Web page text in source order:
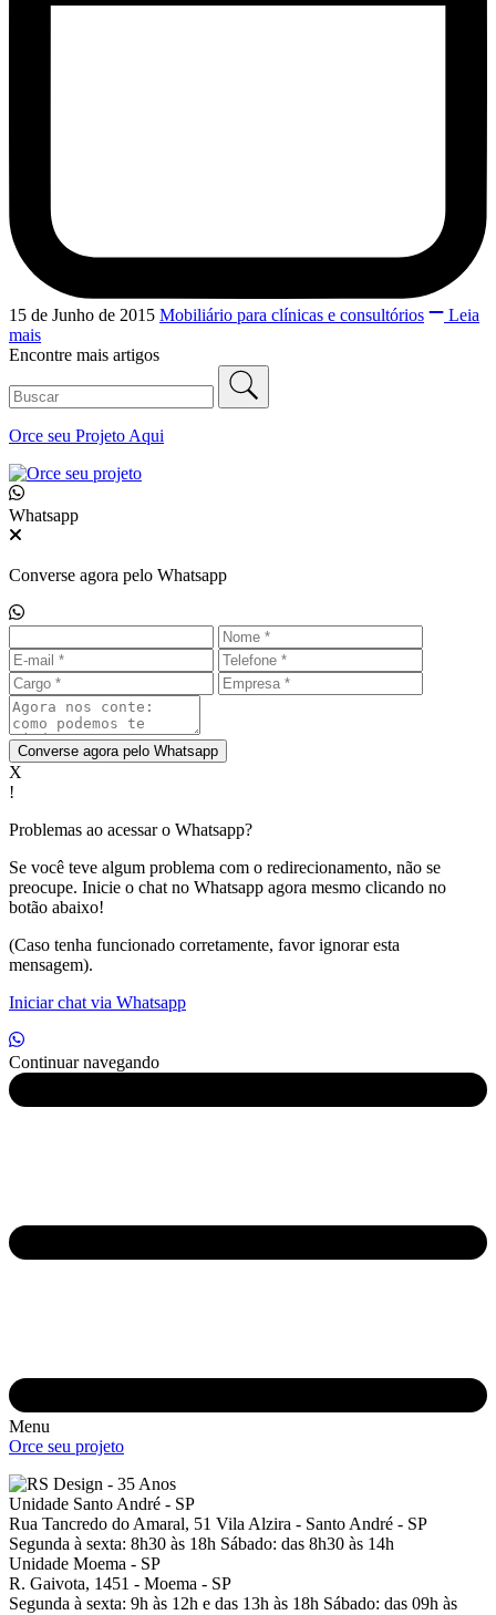
15 de Junho de 2015 Mobiliário para clínicas e consultórios
Leia
mais
Encontre mais artigos
Orce seu Projeto Aqui
Whatsapp
Converse agora pelo Whatsapp
Converse agora pelo Whatsapp
X
!
Problemas ao acessar o Whatsapp?
Se você teve algum problema com o redirecionamento, não se
preocupe. Inicie o chat no Whatsapp agora mesmo clicando no
botão abaixo!
(Caso tenha funcionado corretamente, favor ignorar esta
mensagem).
Iniciar chat via Whatsapp
Continuar navegando
Menu
Orce seu projeto
Unidade Santo André - SP
Rua Tancredo do Amaral, 51 Vila Alzira - Santo André - SP
Segunda à sexta: 8h30 às 18h Sábado: das 8h30 às 14h
Unidade Moema - SP
R. Gaivota, 1451 - Moema - SP
Segunda à sexta: 9h às 12h e das 13h às 18h Sábado: das 09h às